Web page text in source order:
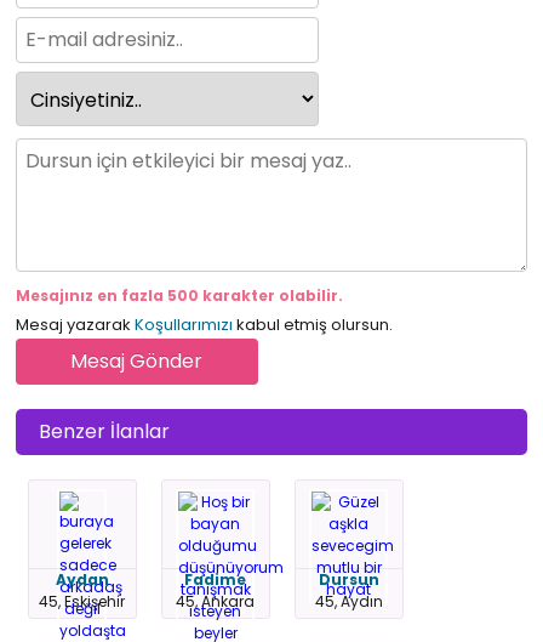
Mesajınız en fazla 500 karakter olabilir.
Mesaj yazarak Koşullarımızı kabul etmiş olursun.
Benzer İlanlar
Aydan
45, Eskişehir
Fadime
45, Ankara
Dursun
45, Aydın